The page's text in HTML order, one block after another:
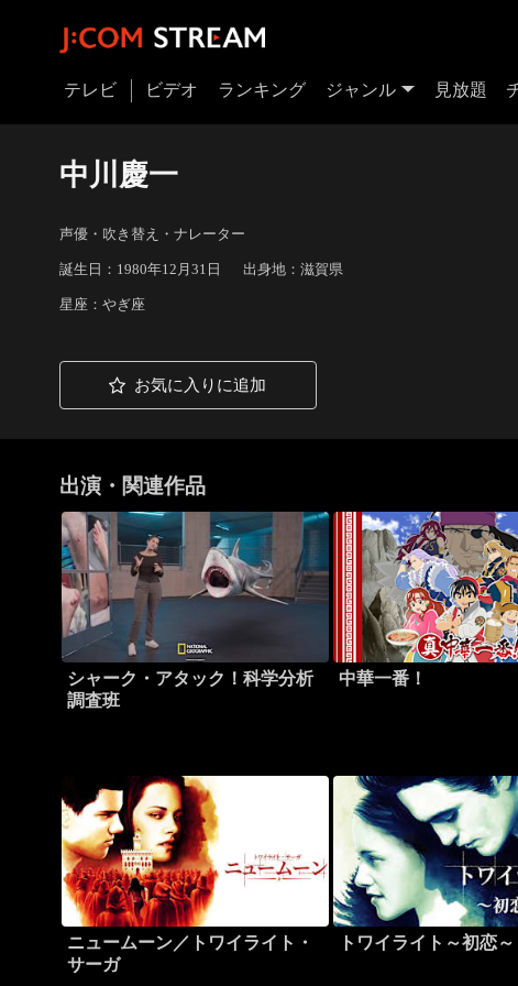
テレビ ビデオ ランキング ジャンル 見放題
中川慶一
声優・吹き替え・ナレーター
誕生日：1980年12月31日 出身地：滋賀県
星座：やぎ座
お気に入りに追加
出演・関連作品
シャーク・アタック！科学分析
調査班
中華一番！
ニュームーン／トワイライト・
サーガ
トワイライト～初恋～